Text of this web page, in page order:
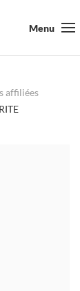
Menu
affiliées